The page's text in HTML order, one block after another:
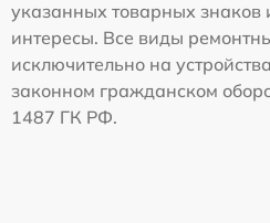
указанных товарных знаков
интересы. Все виды
исключительно на
законном гражданском
1487 ГК РФ.